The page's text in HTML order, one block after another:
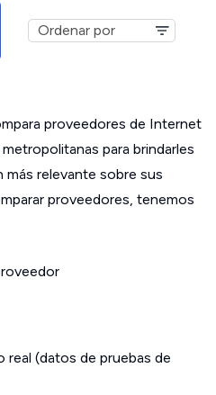
proveedores de Internet
para brindarles
relevante sobre sus
proveedores, tenemos
real (datos de pruebas de